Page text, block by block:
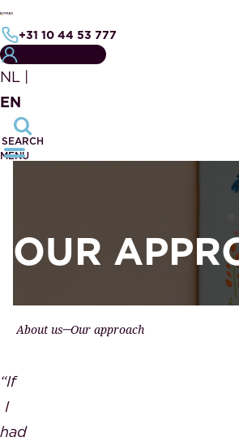
+31 10 44 53 777
NL |
EN
SEARCH
MENU
OUR
About us Our approach
“If
I
had